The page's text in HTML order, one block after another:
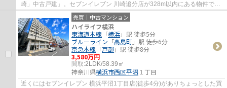
崎」中古戸建」。セブンイレブン 川崎追分店が328m以内にある物件で
す。綺麗な室内の中古戸建て物件で素敵な日々を...
売買｜中古マンション
ハイライフ横浜
東海道本線 「横浜」駅 徒歩5分
ブルーライン 「高島町」駅 徒歩6分
京急本線 「戸部」駅 徒歩8分
3,580万円
間取:2LDK/58.39㎡
神奈川県横浜市西区平沼１丁目
近くにはセブンイレブン 横浜平沼1丁目店(徒歩4分)がありちょっとした買